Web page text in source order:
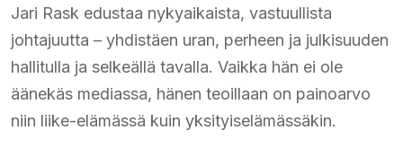
Jari Rask edustaa nykyaikaista, vastuullista
johtajuutta – yhdistäen uran, perheen ja julkisuuden
hallitulla ja selkeällä tavalla. Vaikka hän ei ole
äänekäs mediassa, hänen teoillaan on painoarvo
niin liike-elämässä kuin yksityiselämässäkin.​